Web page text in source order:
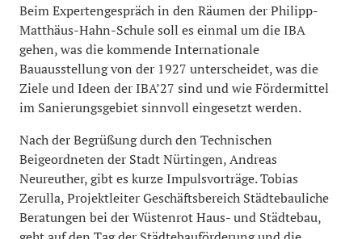
Beim Expertengespräch in den Räumen der Philipp-
Matthäus-Hahn-Schule soll es einmal um die IBA
gehen, was die kommende Internationale
Bauausstellung von der 1927 unterscheidet, was die
Ziele und Ideen der IBA’27 sind und wie Fördermittel
im Sanierungsgebiet sinnvoll eingesetzt werden.
Nach der Begrüßung durch den Technischen
Beigeordneten der Stadt Nürtingen, Andreas
Neureuther, gibt es kurze Impulsvorträge. Tobias
Zerulla, Projektleiter Geschäftsbereich Städtebauliche
Beratungen bei der Wüstenrot Haus- und Städtebau,